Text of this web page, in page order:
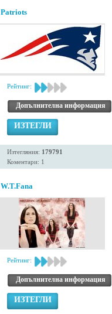
Patriots
Рейтинг:
Допълнителна информация
ИЗТЕГЛИ
Изтегляния: 179791
Коментари: 1
W.T.Fana
Рейтинг:
Допълнителна информация
ИЗТЕГЛИ